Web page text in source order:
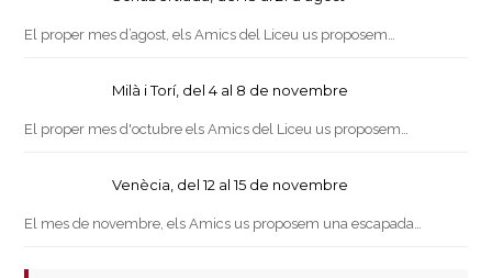
El proper mes d’agost, els Amics del Liceu us proposem…
Milà i Torí, del 4 al 8 de novembre
El proper mes d'octubre els Amics del Liceu us proposem…
Venècia, del 12 al 15 de novembre
El mes de novembre, els Amics us proposem una escapada…